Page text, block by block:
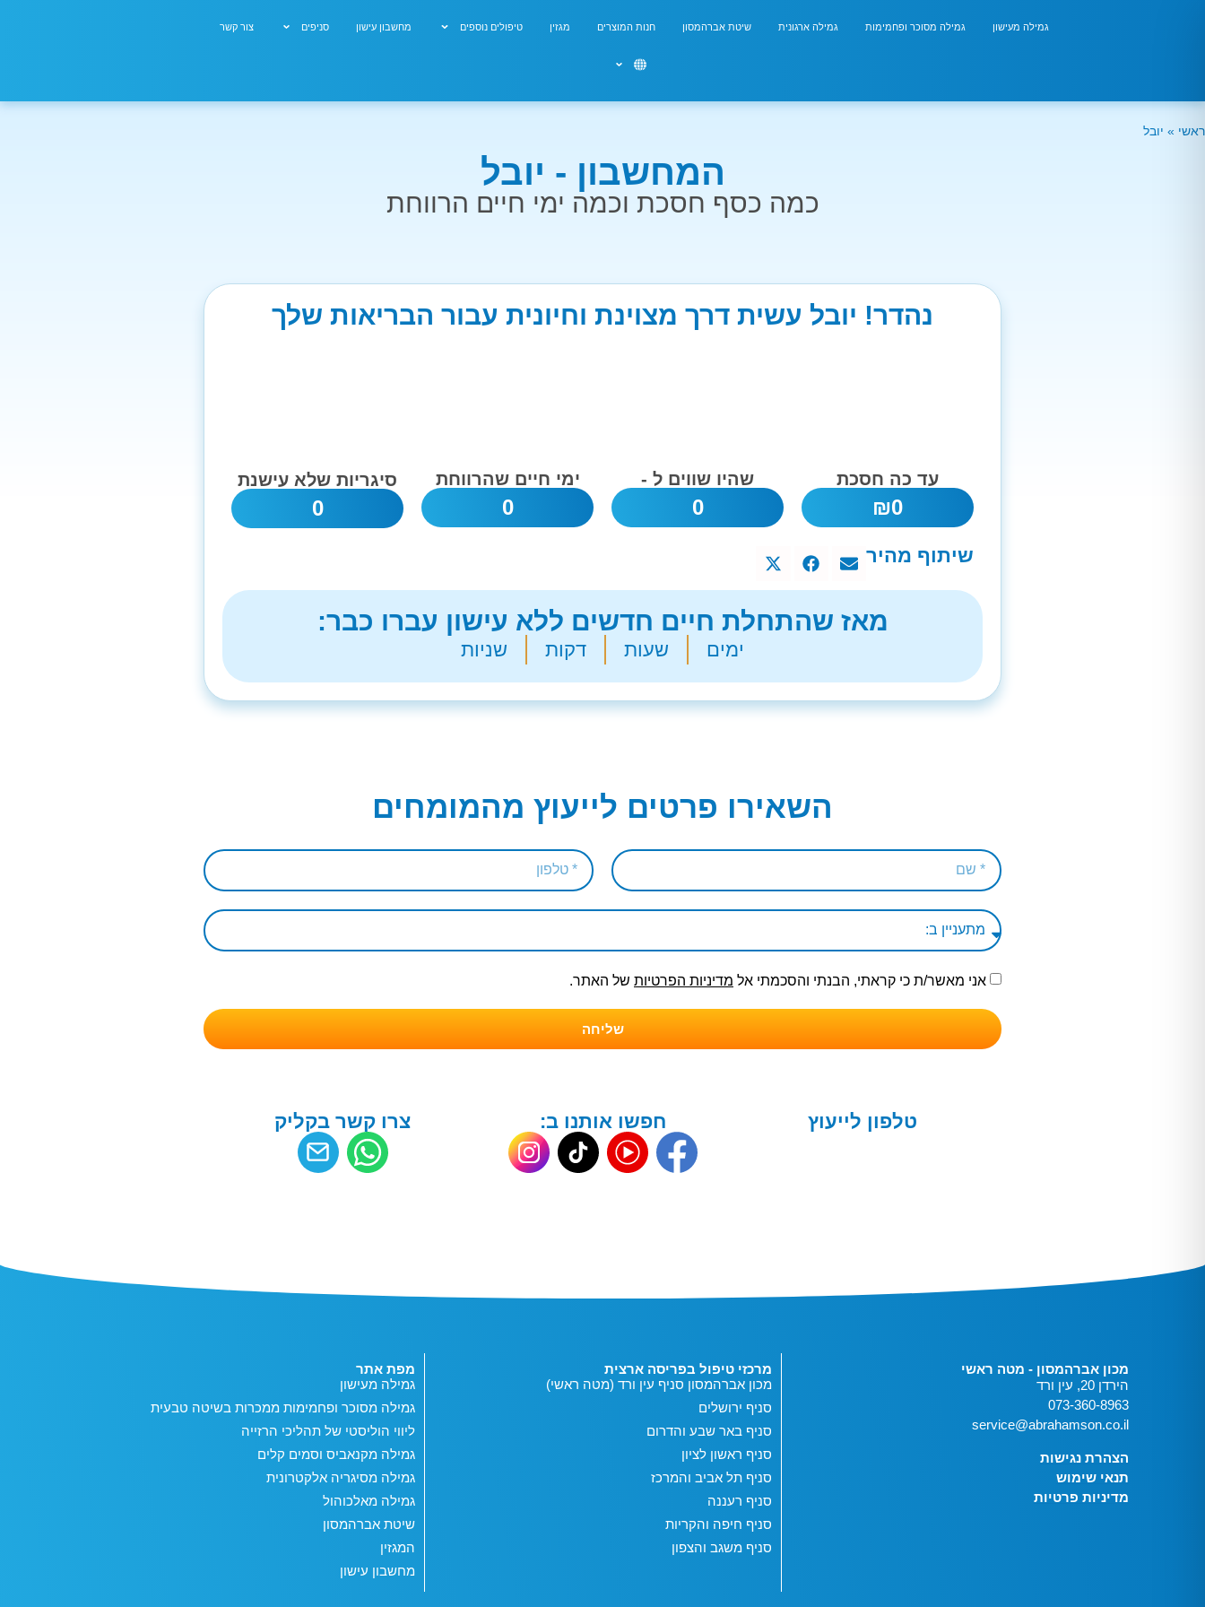
גמילה מעישון גמילה מסוכר ופחמימות גמילה ארגונית שיטת אברהמסון חנות המוצרים מגזין טיפולים נוספים מחשבון עישון סניפים צור קשר
ראשי » יובל
המחשבון - יובל
כמה כסף חסכת וכמה ימי חיים הרווחת
נהדר! יובל עשית דרך מצוינת וחיונית עבור הבריאות שלך
עד כה חסכת
0
₪
שהיו שווים ל -
0
ימי חיים שהרווחת
0
סיגריות שלא עישנת
0
שיתוף מהיר
מאז שהתחלת חיים חדשים ללא עישון עברו כבר:
ימים שעות דקות שניות
השאירו פרטים לייעוץ מהמומחים
אני מאשר/ת כי קראתי, הבנתי והסכמתי אל מדיניות הפרטיות של האתר.
שליחה
טלפון לייעוץ חפשו אותנו ב: צרו קשר בקליק
מכון אברהמסון - מטה ראשי
הירדן 20, עין ורד
073-360-8963
service@abrahamson.co.il
הצהרת נגישות
תנאי שימוש
מדיניות פרטיות
מרכזי טיפול בפריסה ארצית
מכון אברהמסון סניף עין ורד (מטה ראשי)
סניף ירושלים
סניף באר שבע והדרום
סניף ראשון לציון
סניף תל אביב והמרכז
סניף רעננה
סניף חיפה והקריות
סניף משגב והצפון
מפת אתר
גמילה מעישון
גמילה מסוכר ופחמימות ממכרות בשיטה טבעית
ליווי הוליסטי של תהליכי הרזייה
גמילה מקנאביס וסמים קלים
גמילה מסיגריה אלקטרונית
גמילה מאלכוהול
שיטת אברהמסון
המגזין
מחשבון עישון